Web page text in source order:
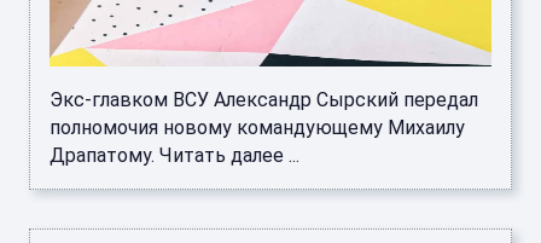
Экс-главком ВСУ Александр Сырский передал
полномочия новому командующему Михаилу
Драпатому. Читать далее ...